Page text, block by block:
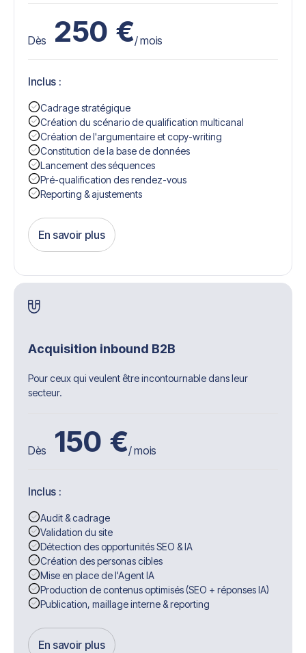
Dès 250 €/ mois
Inclus :
Cadrage stratégique
Création du scénario de qualification multicanal
Création de l'argumentaire et copy-writing
Constitution de la base de données
Lancement des séquences
Pré-qualification des rendez-vous
Reporting & ajustements
En savoir plus
Get Started
Acquisition inbound B2B
Pour ceux qui veulent être incontournable dans leur
secteur.
Dès 150 €/ mois
Inclus :
Audit & cadrage
Validation du site
Détection des opportunités SEO & IA
Création des personas cibles
Mise en place de l'Agent IA
Production de contenus optimisés (SEO + réponses IA)
Publication, maillage interne & reporting
En savoir plus